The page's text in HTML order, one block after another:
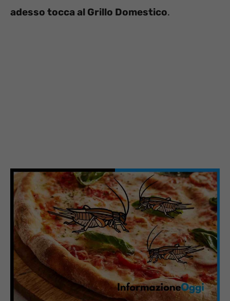
adesso tocca al Grillo Domestico.